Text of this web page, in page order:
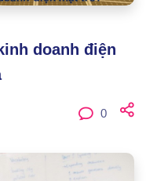
doanh điện
0